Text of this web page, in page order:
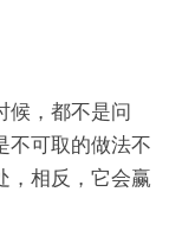
候，都不是问
不可取的做法不
，相反，它会赢